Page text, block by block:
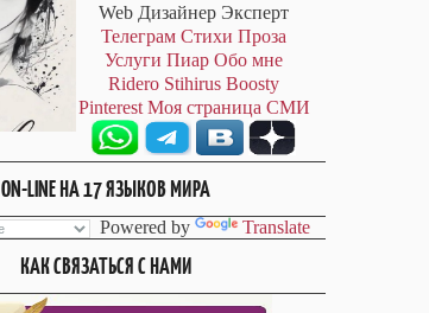
Web Дизайнер Эксперт
Телеграм Стихи Проза
Услуги Пиар Обо мне
Ridero Stihirus Boosty
Pinterest Моя страница СМИ
ON-LINE НА 17 ЯЗЫКОВ МИРА
Powered by Translate
КАК СВЯЗАТЬСЯ С НАМИ